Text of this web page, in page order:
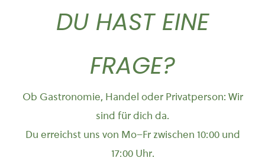
DU HAST EINE
FRAGE?
Ob Gastronomie, Handel oder Privatperson: Wir
sind für dich da.
Du erreichst uns von Mo–Fr zwischen 10:00 und
17:00 Uhr.